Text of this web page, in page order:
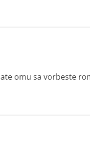
omu sa vorbeste